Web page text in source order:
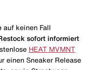
auf keinen Fall
sofort informiert
HEAT MVMNT
einen Sneaker Release